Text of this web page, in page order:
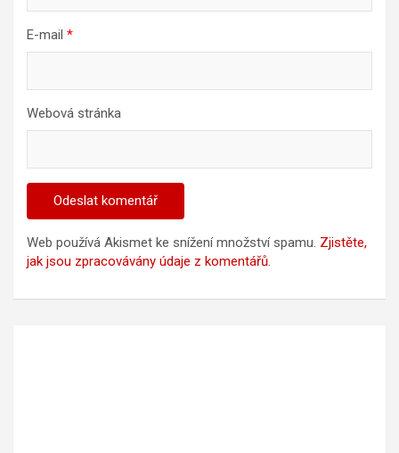
E-mail *
Webová stránka
Web používá Akismet ke snížení množství spamu. Zjistěte,
jak jsou zpracovávány údaje z komentářů.